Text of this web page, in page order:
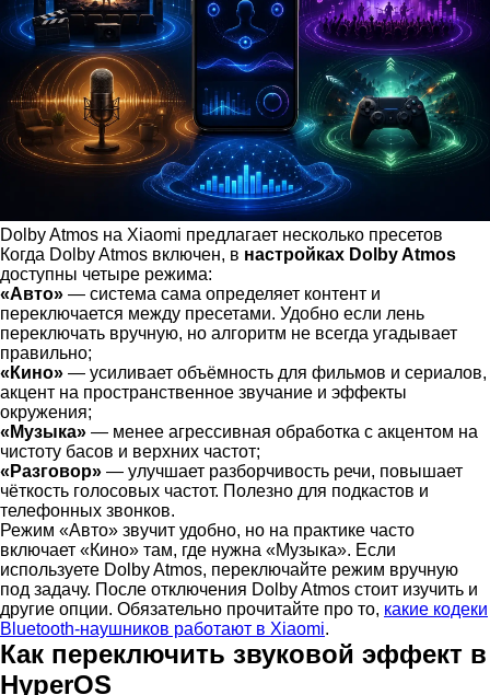
Dolby Atmos на Xiaomi предлагает несколько пресетов
Когда Dolby Atmos включен, в настройках Dolby Atmos
доступны четыре режима:
«Авто» — система сама определяет контент и
переключается между пресетами. Удобно если лень
переключать вручную, но алгоритм не всегда угадывает
правильно;
«Кино» — усиливает объёмность для фильмов и сериалов,
акцент на пространственное звучание и эффекты
окружения;
«Музыка» — менее агрессивная обработка с акцентом на
чистоту басов и верхних частот;
«Разговор» — улучшает разборчивость речи, повышает
чёткость голосовых частот. Полезно для подкастов и
телефонных звонков.
Режим «Авто» звучит удобно, но на практике часто
включает «Кино» там, где нужна «Музыка». Если
используете Dolby Atmos, переключайте режим вручную
под задачу. После отключения Dolby Atmos стоит изучить и
другие опции. Обязательно прочитайте про то, какие кодеки
Bluetooth-наушников работают в Xiaomi.
Как переключить звуковой эффект в
HyperOS